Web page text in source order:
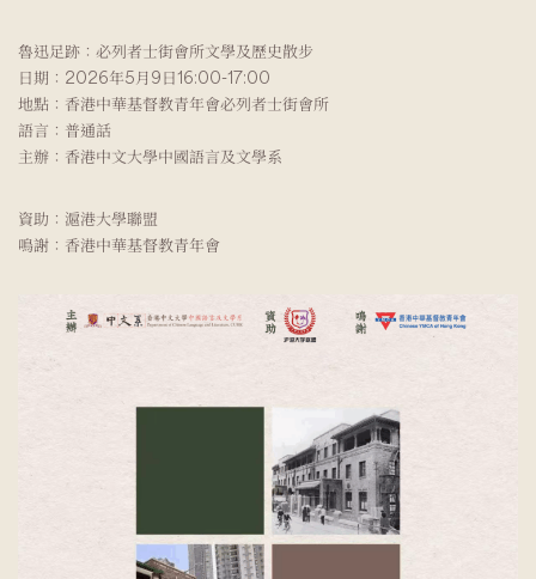
魯迅足跡：必列者士街會所文學及歷史散步
日期：2026年5月9日16:00-17:00
地點：香港中華基督教青年會必列者士街會所
語言：普通話
主辦：香港中文大學中國語言及文學系
資助：滬港大學聯盟
鳴謝：香港中華基督教青年會